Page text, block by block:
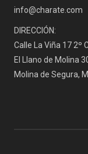
info@charate.com
DIRECCIÓN:
Calle La Viña 17 2º
El Llano de Molina
Molina de Segura,